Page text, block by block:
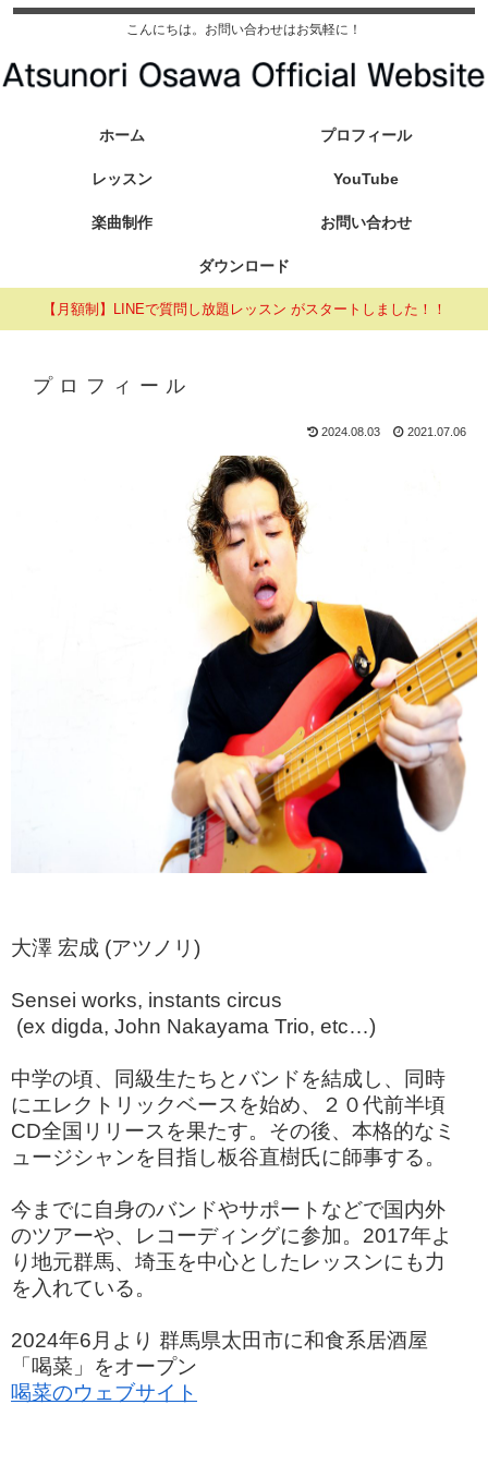
こんにちは。お問い合わせはお気軽に！
ホーム プロフィール
レッスン YouTube
楽曲制作 お問い合わせ
ダウンロード
【月額制】LINEで質問し放題レッスン がスタートしました！！
プロフィール
2024.08.03 2021.07.06
大澤 宏成 (アツノリ)
Sensei works, instants circus
(ex digda, John Nakayama Trio, etc…)
中学の頃、同級生たちとバンドを結成し、同時
にエレクトリックベースを始め、２０代前半頃
CD全国リリースを果たす。その後、本格的なミ
ュージシャンを目指し板谷直樹氏に師事する。
今までに自身のバンドやサポートなどで国内外
のツアーや、レコーディングに参加。2017年よ
り地元群馬、埼玉を中心としたレッスンにも力
を入れている。
2024年6月より 群馬県太田市に和食系居酒屋
「喝菜」をオープン
喝菜のウェブサイト